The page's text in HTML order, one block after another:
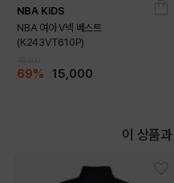
NBA KIDS
NBA 여아 V넥 베스트
(K243VT610P)
69% 15,000
이 상품